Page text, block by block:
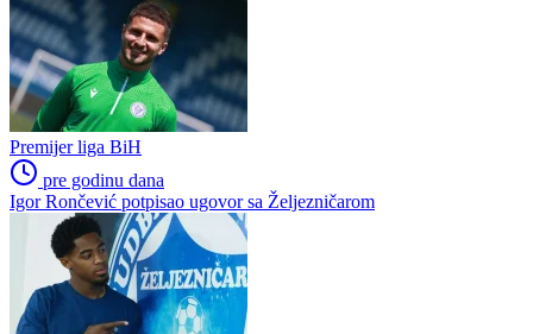
Premijer liga BiH
pre godinu dana
Igor Rončević potpisao ugovor sa Željezničarom